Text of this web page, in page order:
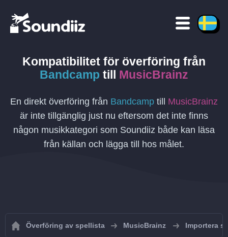
Kompatibilitet för överföring från
Bandcamp till MusicBrainz
En direkt överföring från Bandcamp till MusicBrainz
är inte tillgänglig just nu eftersom det inte finns
någon musikkategori som Soundiiz både kan läsa
från källan och lägga till hos målet.
Överföring av spellista MusicBrainz Importera